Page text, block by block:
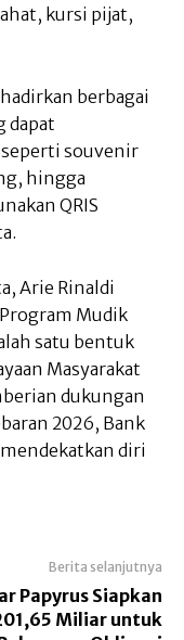
kursi pijat,
berbagai
dapat
souvenir
hingga
QRIS
Arie Rinaldi
Mudik
satu bentuk
Masyarakat
dukungan
2026, Bank
diri
Berita selanjutnya
Papyrus Siapkan
Miliar untuk